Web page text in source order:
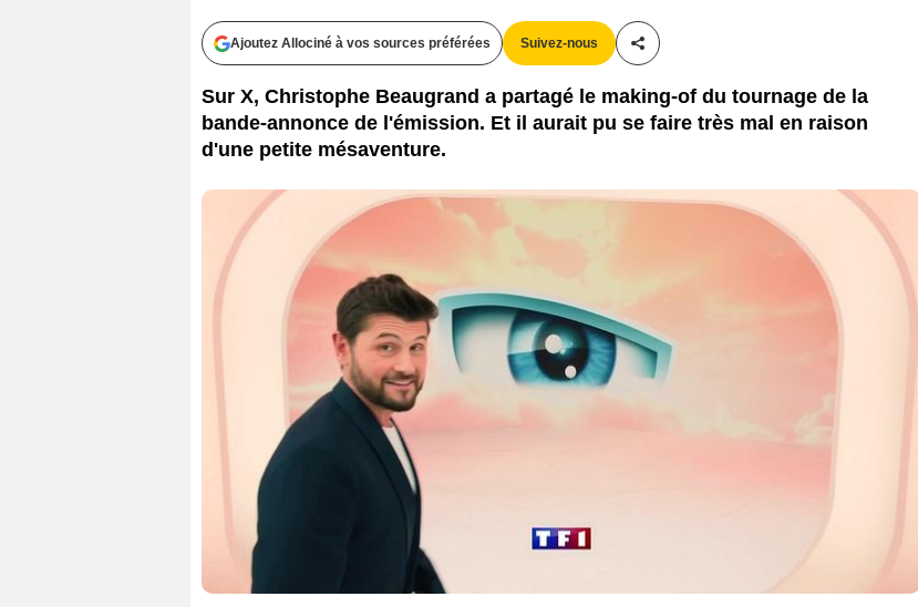
Ajoutez Allociné à vos sources préférées Suivez-nous
Partager cet article
Sur X, Christophe Beaugrand a partagé le making-of du tournage de la
bande-annonce de l'émission. Et il aurait pu se faire très mal en raison
d'une petite mésaventure.